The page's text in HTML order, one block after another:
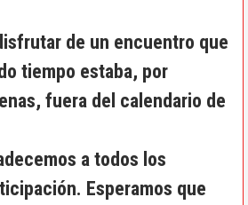
de un encuentro que
tiempo estaba, por
fuera del calendario de
a todos los
Esperamos que